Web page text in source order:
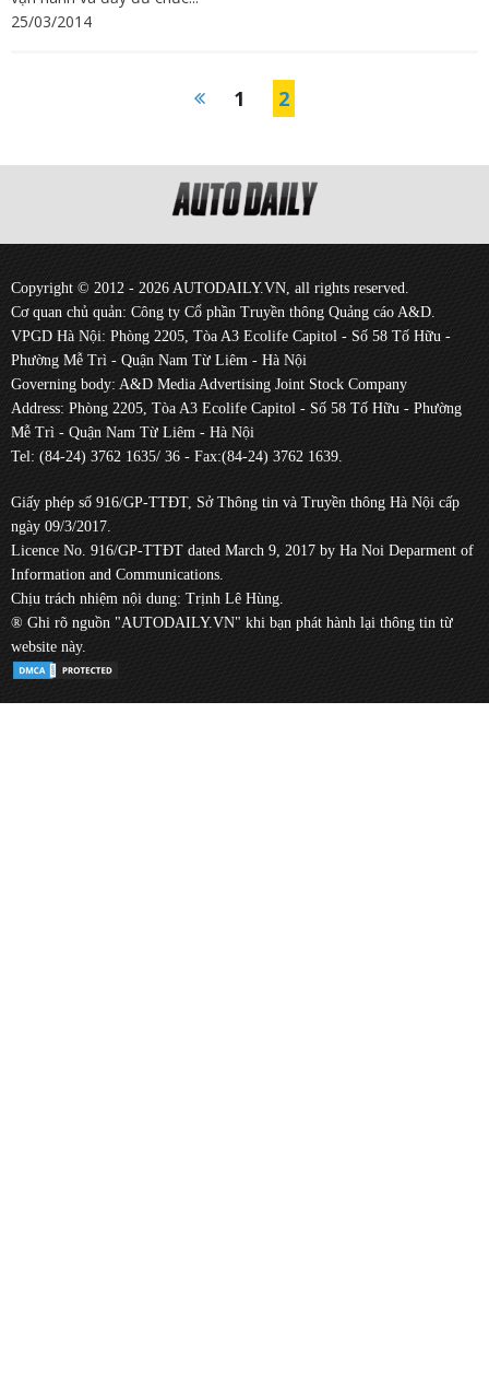
25/03/2014
1 2
Copyright © 2012 - 2026 AUTODAILY.VN, all rights reserved.
Cơ quan chủ quản: Công ty Cổ phần Truyền thông Quảng cáo A&D.
VPGD Hà Nội: Phòng 2205, Tòa A3 Ecolife Capitol - Số 58 Tố Hữu -
Phường Mễ Trì - Quận Nam Từ Liêm - Hà Nội
Governing body: A&D Media Advertising Joint Stock Company
Address: Phòng 2205, Tòa A3 Ecolife Capitol - Số 58 Tố Hữu - Phường
Mễ Trì - Quận Nam Từ Liêm - Hà Nội
Tel: (84-24) 3762 1635/ 36 - Fax:(84-24) 3762 1639.
Giấy phép số 916/GP-TTĐT, Sở Thông tin và Truyền thông Hà Nội cấp
ngày 09/3/2017.
Licence No. 916/GP-TTĐT dated March 9, 2017 by Ha Noi Deparment of
Information and Communications.
Chịu trách nhiệm nội dung: Trịnh Lê Hùng.
® Ghi rõ nguồn "AUTODAILY.VN" khi bạn phát hành lại thông tin từ
website này.